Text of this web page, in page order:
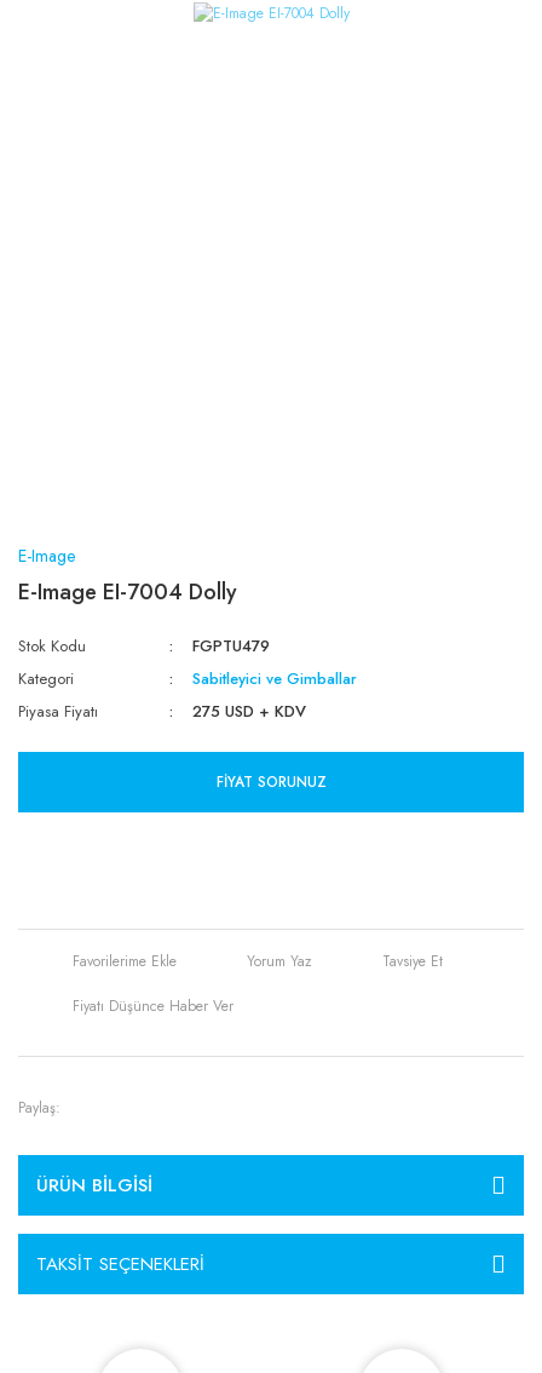
E-Image
E-Image EI-7004 Dolly
Stok Kodu
FGPTU479
Kategori
Sabitleyici ve Gimballar
Piyasa Fiyatı
275 USD + KDV
FIYAT SORUNUZ
Yorum Yaz Tavsiye Et
Fiyatı Düşünce Haber Ver
Paylaş:
ÜRÜN BILGISI
TAKSIT SEÇENEKLERI